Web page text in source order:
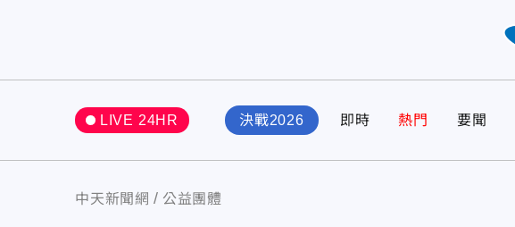
LIVE 24HR 決戰2026 即時 熱門 要聞
中天新聞網 公益團體